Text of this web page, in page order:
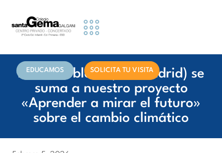
EDUCAMOS SOLICITA TU VISITA
David Robledo (Telemadrid) se
suma a nuestro proyecto
«Aprender a mirar el futuro»
sobre el cambio climático